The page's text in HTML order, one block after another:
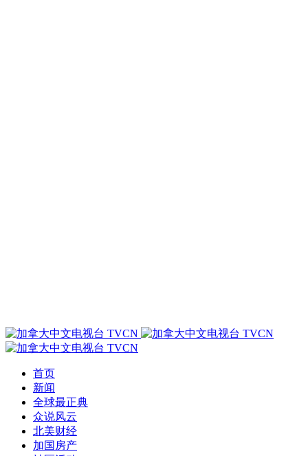
首页
新闻
全球最正典
众说风云
北美财经
加国房产